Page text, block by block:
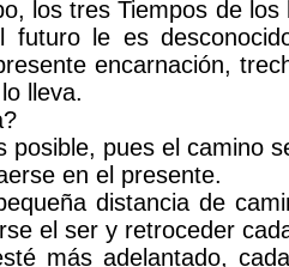
los tres Tiempos de
futuro le es
encarnación,
lleva.
posible, pues el camino
en el presente.
distancia de
el ser y retroceder
más adelantado,